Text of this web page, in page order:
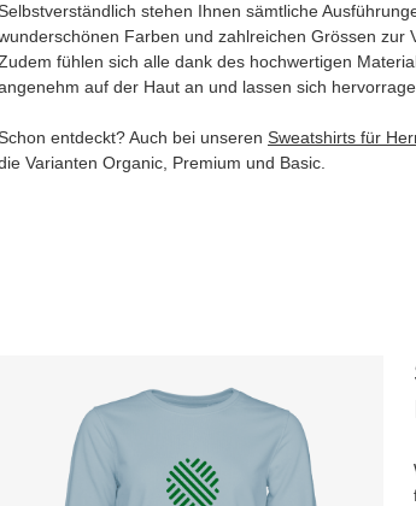
stehen Ihnen sämtliche
Farben und zahlreichen Grössen zur
fühlen sich alle dank des hochwertigen
auf der Haut an und lassen sich
entdeckt? Auch bei unseren Sweatshirts für
Varianten Organic, Premium und Basic.